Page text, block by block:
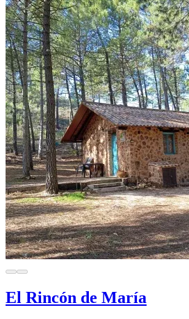
El Rincón de María